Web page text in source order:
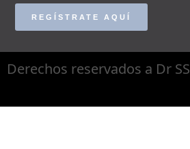
REGÍSTRATE AQUÍ
Derechos reservados a Dr SS